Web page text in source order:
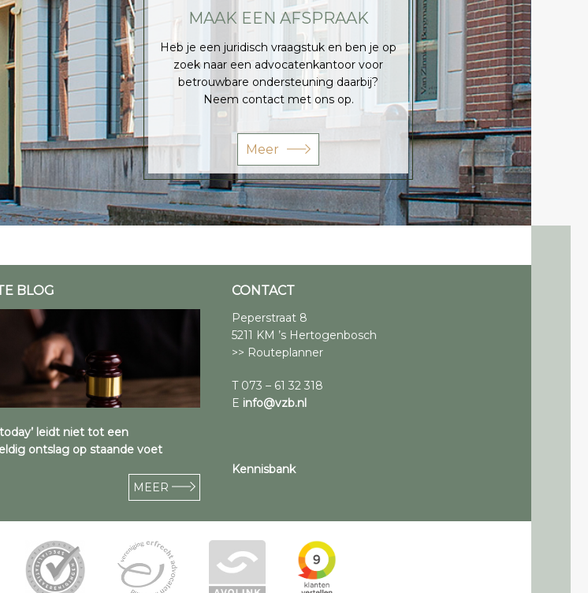
MAAK EEN AFSPRAAK
Heb je een juridisch vraagstuk en ben je op
zoek naar een advocatenkantoor voor
betrouwbare ondersteuning daarbij?
Neem contact met ons op.
Meer
BLOG
leidt niet tot een
ontslag op staande voet
MEER
CONTACT
Peperstraat 8
5211 KM ’s Hertogenbosch
>> Routeplanner
T 073 – 61 32 318
E info@vzb.nl
Kennisbank